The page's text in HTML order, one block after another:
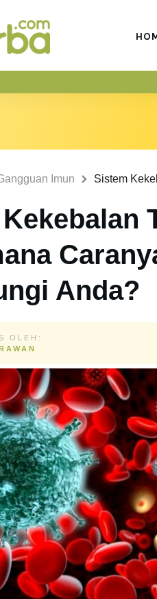
Imun
Anda?
OLEH: